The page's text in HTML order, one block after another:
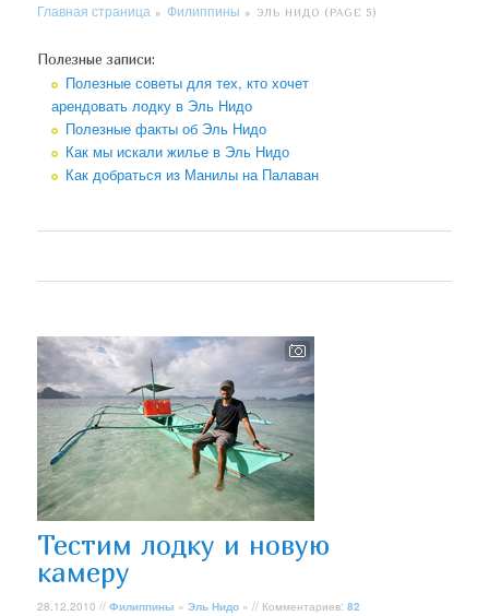
Главная страница »Филиппины » ЭЛЬ НИДО (PAGE 5)
Полезные записи:
Полезные советы для тех, кто хочет
арендовать лодку в Эль Нидо
Полезные факты об Эль Нидо
Как мы искали жилье в Эль Нидо
Как добраться из Манилы на Палаван
Тестим лодку и новую
камеру
28.12.2010 //Филиппины »Эль Нидо » // Комментариев:82